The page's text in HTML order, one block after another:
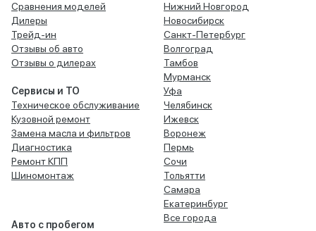
Сравнения моделей
Дилеры
Трейд-ин
Отзывы об авто
Отзывы о дилерах
Сервисы и ТО
Техническое обслуживание
Кузовной ремонт
Замена масла и фильтров
Диагностика
Ремонт КПП
Шиномонтаж
Авто с пробегом
Нижний Новгород
Новосибирск
Санкт-Петербург
Волгоград
Тамбов
Мурманск
Уфа
Челябинск
Ижевск
Воронеж
Пермь
Сочи
Тольятти
Самара
Екатеринбург
Все города